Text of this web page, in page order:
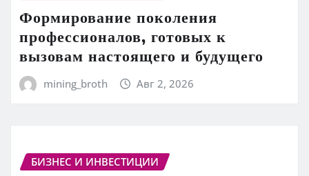
Формирование поколения
профессионалов, готовых к
вызовам настоящего и будущего
mining_broth Авг 2, 2026
БИЗНЕС И ИНВЕСТИЦИИ